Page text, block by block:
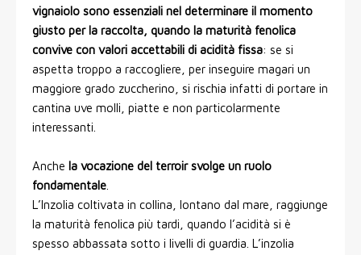
vignaiolo sono essenziali nel determinare il momento
giusto per la raccolta, quando la maturità fenolica
convive con valori accettabili di acidità fissa: se si
aspetta troppo a raccogliere, per inseguire magari un
maggiore grado zuccherino, si rischia infatti di portare in
cantina uve molli, piatte e non particolarmente
interessanti.
Anche la vocazione del terroir svolge un ruolo
fondamentale.
L’Inzolia coltivata in collina, lontano dal mare, raggiunge
la maturità fenolica più tardi, quando l’acidità si è
spesso abbassata sotto i livelli di guardia. L’inzolia